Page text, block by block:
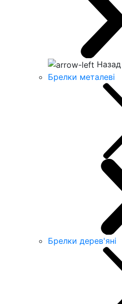
Назад
Брелки металеві
Брелки дерев'яні